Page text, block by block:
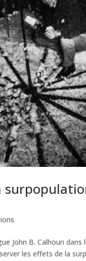
John B. Calhoun
les effets de la